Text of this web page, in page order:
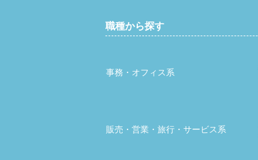
職種から探す
事務・オフィス系
販売・営業・旅行・サービス系